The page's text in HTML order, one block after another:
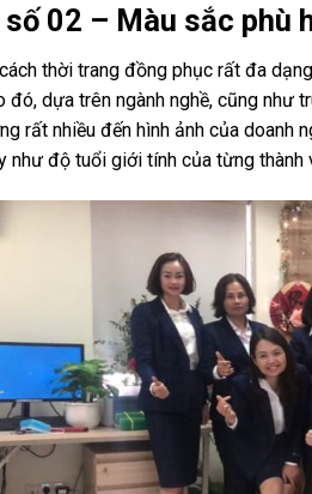
02 – Màu sắc phù
thời trang đồng phục rất đa
đó, dựa trên ngành nghề, cũng như
rất nhiều đến hình ảnh của doanh
như độ tuổi giới tính của từng